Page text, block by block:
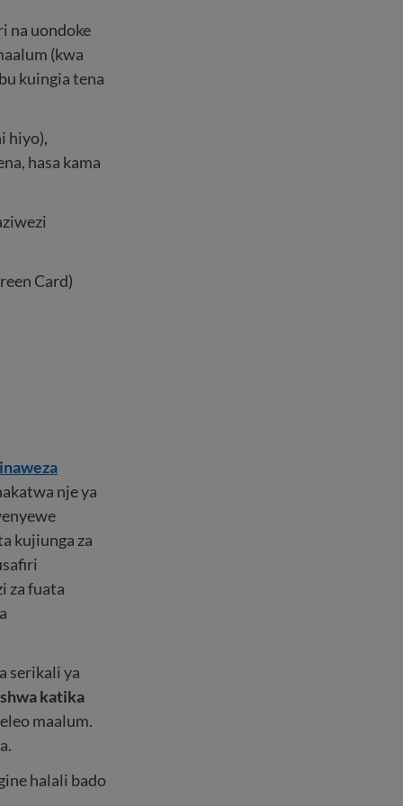
na uondoke
(kwa
kuingia tena
hiyo),
hasa kama
Card)
nje ya
kujiunga za
za fuata
serikali ya
katika
maalum.
halali bado